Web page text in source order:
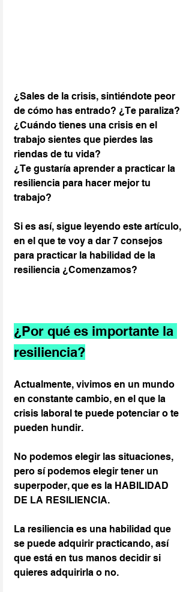
¿Sales de la crisis, sintiéndote peor
de cómo has entrado? ¿Te paraliza?
¿Cuándo tienes una crisis en el
trabajo sientes que pierdes las
riendas de tu vida?
¿Te gustaría aprender a practicar la
resiliencia para hacer mejor tu
trabajo?
Si es así, sigue leyendo este artículo,
en el que te voy a dar 7 consejos
para practicar la habilidad de la
resiliencia ¿Comenzamos?
¿Por qué es importante la
resiliencia?
Actualmente, vivimos en un mundo
en constante cambio, en el que la
crisis laboral te puede potenciar o te
pueden hundir.
No podemos elegir las situaciones,
pero sí podemos elegir tener un
superpoder, que es la HABILIDAD
DE LA RESILIENCIA.
La resiliencia es una habilidad que
se puede adquirir practicando, así
que está en tus manos decidir si
quieres adquirirla o no.